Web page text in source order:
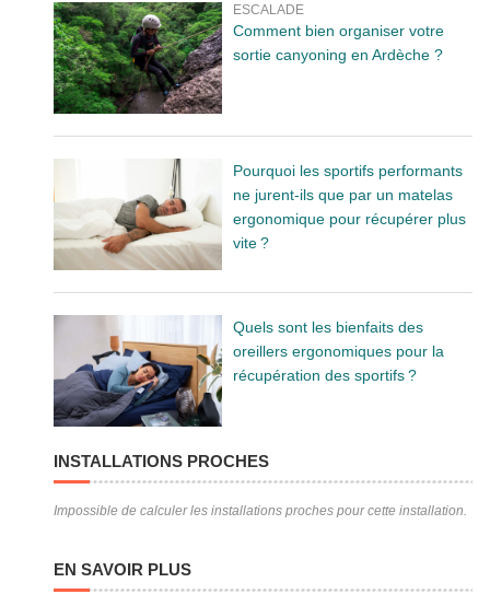
ESCALADE
Comment bien organiser votre
sortie canyoning en Ardèche ?
Pourquoi les sportifs performants
ne jurent-ils que par un matelas
ergonomique pour récupérer plus
vite ?
Quels sont les bienfaits des
oreillers ergonomiques pour la
récupération des sportifs ?
INSTALLATIONS PROCHES
Impossible de calculer les installations proches pour cette installation.
EN SAVOIR PLUS